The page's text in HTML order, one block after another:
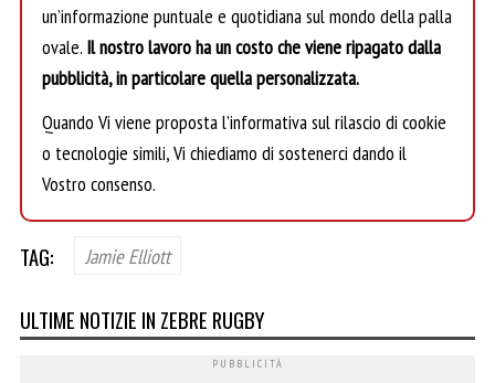
un’informazione puntuale e quotidiana sul mondo della palla
ovale. Il nostro lavoro ha un costo che viene ripagato dalla
pubblicità, in particolare quella personalizzata.
Quando Vi viene proposta l’informativa sul rilascio di cookie
o tecnologie simili, Vi chiediamo di sostenerci dando il
Vostro consenso.
TAG: Jamie Elliott
ULTIME NOTIZIE IN ZEBRE RUGBY